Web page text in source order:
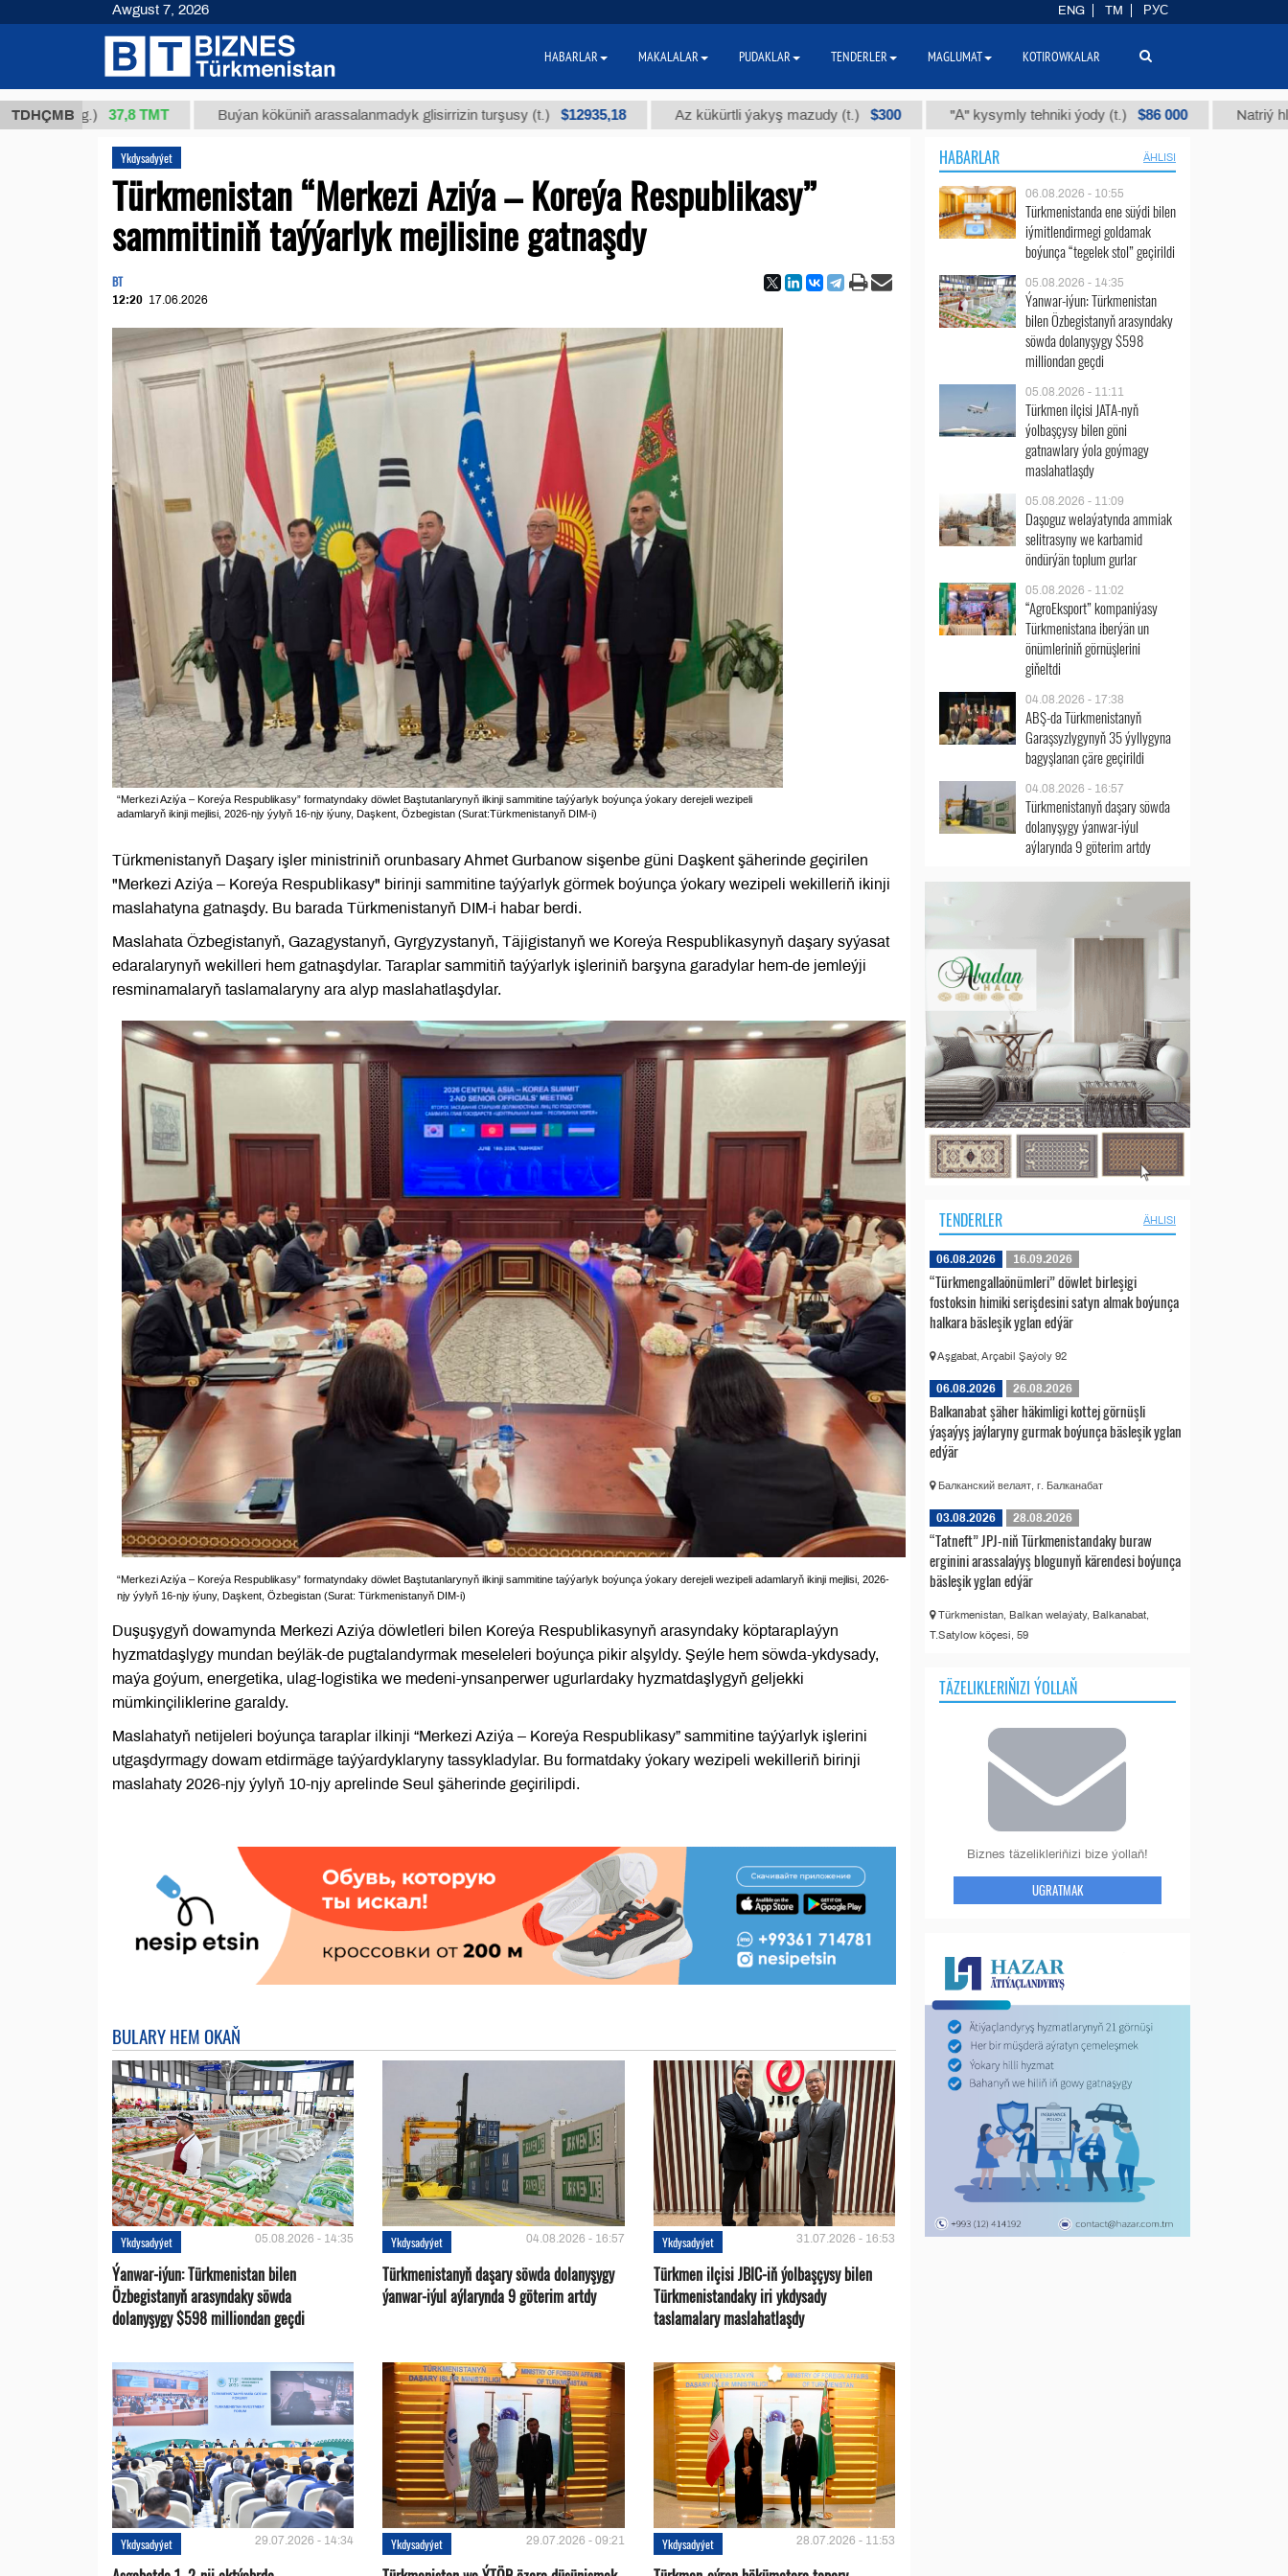
TDHÇMB
37,8 ТМТ Buýan köküniň arassalanmadyk glisirrizin turşusy (t.) $12935,18 Az kükürtli ýakyş mazudy (t.) $300 "А" kysymly tehniki ýody (t.) $86 000 Natriý hlorly (nahar
Ykdysadyýet
Türkmenistan “Merkezi Aziýa – Koreýa Respublikasy”
sammitiniň taýýarlyk mejlisine gatnaşdy
BT
12:20 17.06.2026
“Merkezi Aziýa – Koreýa Respublikasy” formatyndaky döwlet Baştutanlarynyň ilkinji sammitine taýýarlyk boýunça ýokary derejeli wezipeli
adamlaryň ikinji mejlisi, 2026-njy ýylyň 16-njy iýuny, Daşkent, Özbegistan (Surat:Türkmenistanyň DIM-i)
Türkmenistanyň Daşary işler ministriniň orunbasary Ahmet Gurbanow sişenbe güni Daşkent şäherinde geçirilen
"Merkezi Aziýa – Koreýa Respublikasy" birinji sammitine taýýarlyk görmek boýunça ýokary wezipeli wekilleriň ikinji
maslahatyna gatnaşdy. Bu barada Türkmenistanyň DIM-i habar berdi.
Maslahata Özbegistanyň, Gazagystanyň, Gyrgyzystanyň, Täjigistanyň we Koreýa Respublikasynyň daşary syýasat
edaralarynyň wekilleri hem gatnaşdylar. Taraplar sammitiň taýýarlyk işleriniň barşyna garadylar hem-de jemleýji
resminamalaryň taslamalaryny ara alyp maslahatlaşdylar.
“Merkezi Aziýa – Koreýa Respublikasy” formatyndaky döwlet Baştutanlarynyň ilkinji sammitine taýýarlyk boýunça ýokary derejeli wezipeli adamlaryň ikinji mejlisi, 2026-
njy ýylyň 16-njy iýuny, Daşkent, Özbegistan (Surat: Türkmenistanyň DIM-i)
Duşuşygyň dowamynda Merkezi Aziýa döwletleri bilen Koreýa Respublikasynyň arasyndaky köptaraplaýyn
hyzmatdaşlygy mundan beýläk-de pugtalandyrmak meseleleri boýunça pikir alşyldy. Şeýle hem söwda-ykdysady,
maýa goýum, energetika, ulag-logistika we medeni-ynsanperwer ugurlardaky hyzmatdaşlygyň geljekki
mümkinçiliklerine garaldy.
Maslahatyň netijeleri boýunça taraplar ilkinji “Merkezi Aziýa – Koreýa Respublikasy” sammitine taýýarlyk işlerini
utgaşdyrmagy dowam etdirmäge taýýardyklaryny tassykladylar. Bu formatdaky ýokary wezipeli wekilleriň birinji
maslahaty 2026-njy ýylyň 10-njy aprelinde Seul şäherinde geçirilipdi.
BULARY HEM OKAŇ
Ykdysadyýet 05.08.2026 - 14:35
Ýanwar-iýun: Türkmenistan bilen
Özbegistanyň arasyndaky söwda
dolanyşygy $598 milliondan geçdi
Ykdysadyýet 04.08.2026 - 16:57
Türkmenistanyň daşary söwda dolanyşygy
ýanwar-iýul aýlarynda 9 göterim artdy
Ykdysadyýet 31.07.2026 - 16:53
Türkmen ilçisi JBIC-iň ýolbaşçysy bilen
Türkmenistandaky iri ykdysady
taslamalary maslahatlaşdy
Ykdysadyýet 29.07.2026 - 14:34 Ykdysadyýet 29.07.2026 - 09:21 Ykdysadyýet 28.07.2026 - 11:53
HABARLAR ÄHLISI
06.08.2026 - 10:55
Türkmenistanda ene süýdi bilen
iýmitlendirmegi goldamak
boýunça “tegelek stol” geçirildi
05.08.2026 - 14:35
Ýanwar-iýun: Türkmenistan
bilen Özbegistanyň arasyndaky
söwda dolanyşygy $598
milliondan geçdi
05.08.2026 - 11:11
Türkmen ilçisi JATA-nyň
ýolbaşçysy bilen göni
gatnawlary ýola goýmagy
maslahatlaşdy
05.08.2026 - 11:09
Daşoguz welaýatynda ammiak
selitrasyny we karbamid
öndürýän toplum gurlar
05.08.2026 - 11:02
“AgroEksport” kompaniýasy
Türkmenistana iberýän un
önümleriniň görnüşlerini
giňeltdi
04.08.2026 - 17:38
ABŞ-da Türkmenistanyň
Garaşsyzlygynyň 35 ýyllygyna
bagyşlanan çäre geçirildi
04.08.2026 - 16:57
Türkmenistanyň daşary söwda
dolanyşygy ýanwar-iýul
aýlarynda 9 göterim artdy
TENDERLER ÄHLISI
06.08.2026 16.09.2026
“Türkmengallaönümleri” döwlet birleşigi
fostoksin himiki serişdesini satyn almak boýunça
halkara bäsleşik yglan edýär
Aşgabat, Arçabil Şaýoly 92
06.08.2026 26.08.2026
Balkanabat şäher häkimligi kottej görnüşli
ýaşaýyş jaýlaryny gurmak boýunça bäsleşik yglan
edýär
Балканский велаят, г. Балканабат
03.08.2026 28.08.2026
“Tatneft” JPJ-niň Türkmenistandaky buraw
erginini arassalaýyş blogunyň kärendesi boýunça
bäsleşik yglan edýär
Türkmenistan, Balkan welaýaty, Balkanabat,
T.Satylow köçesi, 59
TÄZELIKLERIŇIZI ÝOLLAŇ
Biznes täzelikleriňizi bize ýollaň!
UGRATMAK
Awgust 7, 2026 ENG TM РУС
HABARLAR MAKALALAR PUDAKLAR TENDERLER MAGLUMAT KOTIROWKALAR